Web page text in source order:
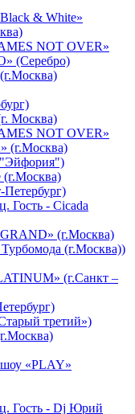
& White»
NOT OVER»
(Серебро)
Москва)
NOT OVER»
(г.Москва)
Гость - Cicada
(г.Москва)
(г.Москва))
(г.Санкт –
третий»)
шоу «PLAY»
Гость - Dj Юрий